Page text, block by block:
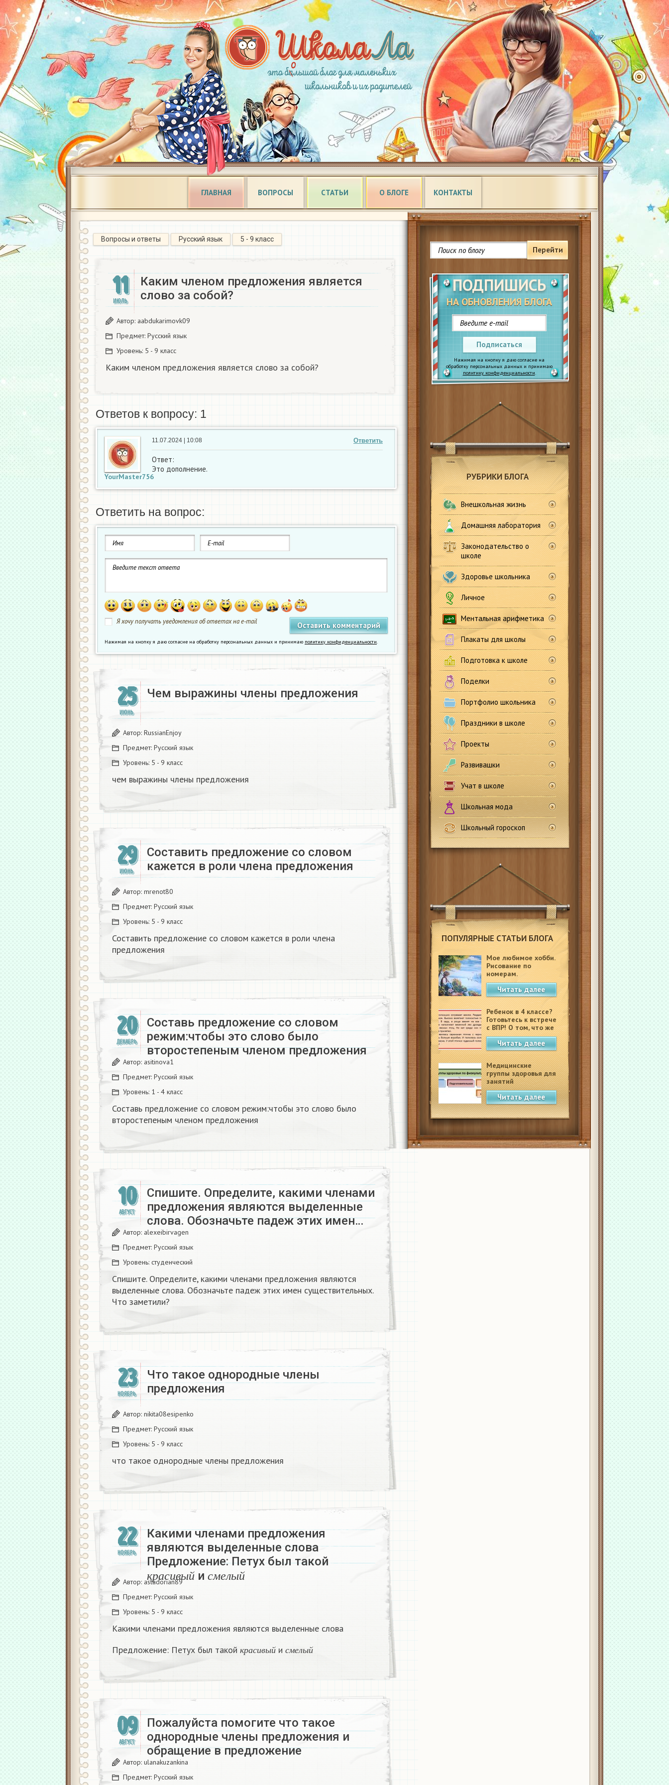
ГЛАВНАЯ ВОПРОСЫ СТАТЬИ О БЛОГЕ КОНТАКТЫ
Перейти
ПОДПИШИСЬ
НА ОБНОВЛЕНИЯ БЛОГА
Подписаться
Нажимая на кнопку я даю согласие на
обработку персональных данных и принимаю
политику конфиденциальности.
РУБРИКИ БЛОГА
Внешкольная жизнь
Домашняя лаборатория
Законодательство о
школе
Здоровье школьника
Личное
Ментальная арифметика
Плакаты для школы
Подготовка к школе
Поделки
Портфолио школьника
Праздники в школе
Проекты
Развивашки
Учат в школе
Школьная мода
Школьный гороскоп
ПОПУЛЯРНЫЕ СТАТЬИ БЛОГА
Мое любимое хобби.
Рисование по
номерам.
Читать далее
Ребенок в 4 классе?
Готовьтесь к встрече
с ВПР! О том, что же
это такое.
Читать далее
Медицинские
группы здоровья для
занятий
физкультурой в
школеЧитать далее
Вопросы и ответы Русский язык 5 - 9 класс
11
ИЮЛЬ
Каким членом предложения является
слово за собой?
Автор: aabdukarimovk09
Предмет: Русский язык
Уровень: 5 - 9 класс
Каким членом предложения является слово за собой?
Ответов к вопросу: 1
YourMaster756
Ответить
11.07.2024 | 10:08
Ответ:
Это дополнение.
Ответить на вопрос:
Я хочу получать уведомления об ответах на e-mail
Нажимая на кнопку я даю согласие на обработку персональных данных и принимаю политику конфиденциальности.
25
ИЮНЬ
Чем выражины члены предложения​
Автор: RussianEnjoy
Предмет: Русский язык
Уровень: 5 - 9 класс
чем выражины члены предложения​
29
ИЮНЬ
Составить предложение со словом
кажется в роли члена предложения
Автор: mrenot80
Предмет: Русский язык
Уровень: 5 - 9 класс
Составить предложение со словом кажется в роли члена
предложения
20
ДЕКАБРЬ
Составь предложение со словом
режим:чтобы это слово было
второстепеным членом предложения​
Автор: asitinova1
Предмет: Русский язык
Уровень: 1 - 4 класс
Составь предложение со словом режим:чтобы это слово было
второстепеным членом предложения​
10
АВГУСТ
Спишите. Определите, какими членами
предложения являются выделенные
слова. Обозначьте падеж этих имен…
Автор: alexeibirvagen
Предмет: Русский язык
Уровень: студенческий
Спишите. Определите, какими членами предложения являются
выделенные слова. Обозначьте падеж этих имен существительных.
Что заметили?​
23
НОЯБРЬ
Что такое однородные члены
предложения​
Автор: nikita08esipenko
Предмет: Русский язык
Уровень: 5 - 9 класс
что такое однородные члены предложения​
22
НОЯБРЬ
Какими членами предложения
являются выделенные слова
Предложение: Петух был такой
к р а с ивы й
красивый
и с м е л ы й
смелый
Автор: astadorian89
Предмет: Русский язык
Уровень: 5 - 9 класс
Какими членами предложения являются выделенные слова
Предложение: Петух был такой
кр а с и в ы й и смел ы й
09
АВГУСТ
Пожалуйста помогите что такое
однородные члены предложения и
обращение в предложение
Автор: ulanakuzankina
Предмет: Русский язык